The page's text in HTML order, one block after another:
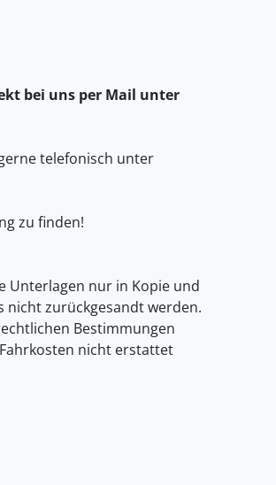
bei uns per Mail unter
telefonisch unter
zu finden!
Unterlagen nur in Kopie und
nicht zurückgesandt werden.
Bestimmungen
nicht erstattet